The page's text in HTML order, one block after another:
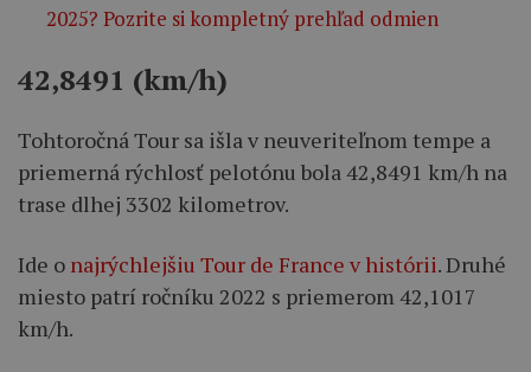
2025? Pozrite si kompletný prehľad odmien
42,8491 (km/h)
Tohtoročná Tour sa išla v neuveriteľnom tempe a
priemerná rýchlosť pelotónu bola 42,8491 km/h na
trase dlhej 3302 kilometrov.
Ide o najrýchlejšiu Tour de France v histórii. Druhé
miesto patrí ročníku 2022 s priemerom 42,1017
km/h.